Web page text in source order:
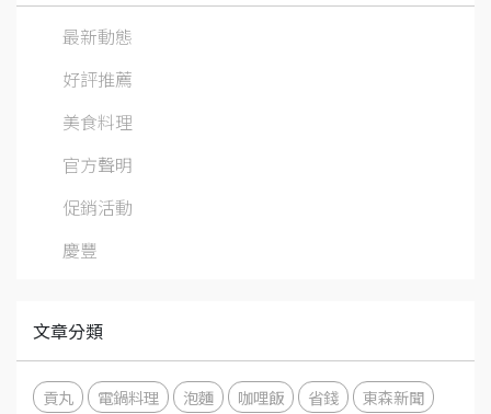
最新動態
好評推薦
美食料理
官方聲明
促銷活動
慶豐
文章分類
貢丸 電鍋料理 泡麵 咖哩飯 省錢
東森新聞